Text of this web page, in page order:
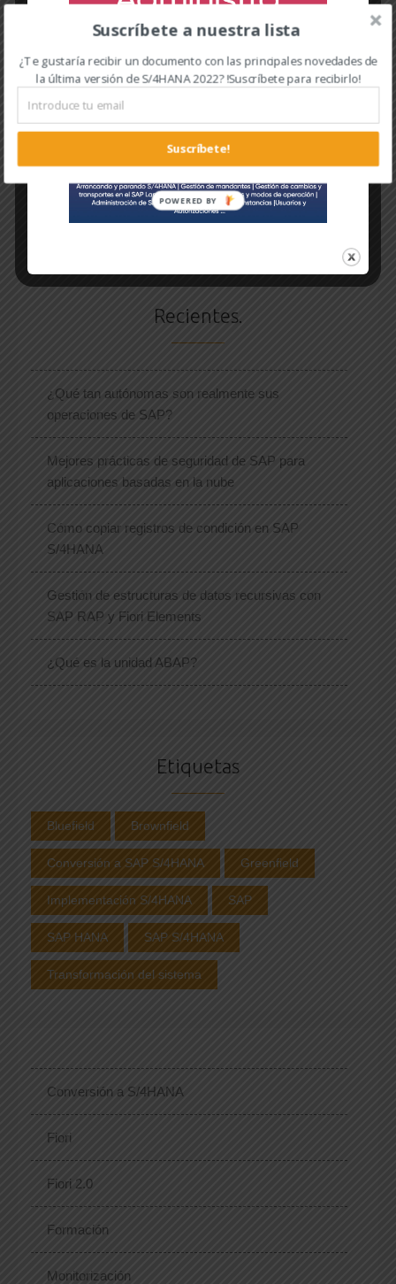
1 2 3 … 208 209 210
214 … 226
Recientes.
¿Qué tan autónomas son realmente sus
operaciones de SAP?
Mejores prácticas de seguridad de SAP para
aplicaciones basadas en la nube
Cómo copiar registros de condición en SAP
S/4HANA
Gestión de estructuras de datos recursivas con
SAP RAP y Fiori Elements
¿Qué es la unidad ABAP?
Etiquetas
Bluefield Brownfield
Conversión a SAP S/4HANA Greenfield
Implementación S/4HANA SAP
SAP HANA SAP S/4HANA
Transformación del sistema
Conversión a S/4HANA
Fiori
Fiori 2.0
Formación
Monitorización
Suscríbete a nuestra lista
¿Te gustaría recibir un documento con las principales novedades de
la última versión de S/4HANA 2022? !Suscríbete para recibirlo!
Suscríbete!